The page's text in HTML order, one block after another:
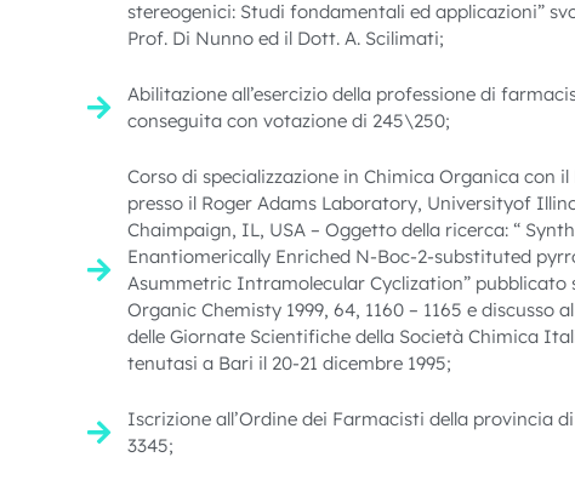
stereogenici: Studi fondamentali ed applicazioni”
Prof. Di Nunno ed il Dott. A. Scilimati;
Abilitazione all’esercizio della professione di
conseguita con votazione di 245\250;
Corso di specializzazione in Chimica Organica con il
presso il Roger Adams Laboratory, Universityof
Chaimpaign, IL, USA – Oggetto della ricerca: “
Enantiomerically Enriched N-Boc-2-substituted
Asummetric Intramolecular Cyclization” pubblicato
Organic Chemisty 1999, 64, 1160 – 1165 e discusso
delle Giornate Scientifiche della Società Chimica
tenutasi a Bari il 20-21 dicembre 1995;
Iscrizione all’Ordine dei Farmacisti della provincia
3345;